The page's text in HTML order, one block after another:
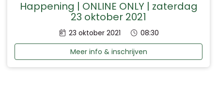
Happening | ONLINE ONLY | zaterdag
23 oktober 2021
Datum:
23 oktober 2021 Tijd:
08:30
Meer info & inschrijven